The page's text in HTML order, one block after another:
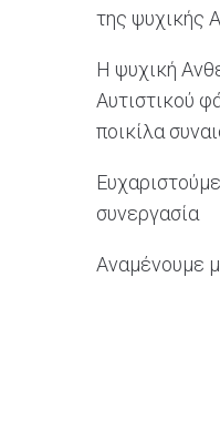
της ψυχικής
Η ψυχική
Αυτιστικού
ποικίλα
συνεργασία
Αναμένουμε